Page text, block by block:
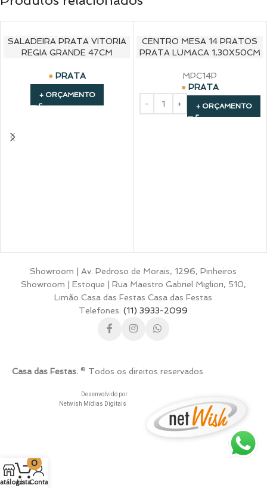
SALADEIRA PRATA VITORIA
REGIA GRANDE 47CM
PRATA
+ ORÇAMENTO
CENTRO MESA 14 PRATOS
PRATA LUMACA 1,30X50CM
MPC14P
PRATA
+ ORÇAMENTO
Showroom | Av. Pedroso de Morais, 1296, Pinheiros
Showroom | Estoque | Rua Maestro Gabriel Migliori, 510,
Limão Casa das Festas Casa das Festas
Telefones:(11) 3933-2099
Casa das Festas. ® Todos os direitos reservados
Desenvolvido por
Netwish Mídias Digitais
0
ListaConta